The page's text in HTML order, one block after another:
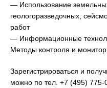
— Использование
геологоразведочных,
работ
— Информационные
Методы контроля и
Зарегистрироваться и
можно по тел. +7 (495) 775-